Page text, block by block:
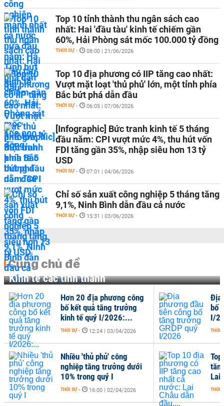
Top 10 tỉnh thành thu ngân sách cao
nhất: Hai 'đầu tàu' kinh tế chiếm gần
60%, Hải Phòng sát mốc 100.000 tỷ đồng
THỜI SỰ - 08:00 | 21/06/2026
Top 10 địa phương có IIP tăng cao nhất:
Vượt mặt loạt 'thủ phủ' lớn, một tỉnh phía
Bắc bứt phá dẫn đầu
THỜI SỰ - 06:05 | 07/06/2026
[Infographic] Bức tranh kinh tế 5 tháng
đầu năm: CPI vượt mức 4%, thu hút vốn
FDI tăng gần 35%, nhập siêu hơn 13 tỷ
USD
THỜI SỰ - 07:01 | 04/06/2026
Chỉ số sản xuất công nghiệp 5 tháng tăng
9,1%, Ninh Bình dẫn đầu cả nước
THỜI SỰ - 15:31 | 03/06/2026
Cùng chủ đề
Kinh tế các tỉnh thành
Lai
THỜI
Hơn 20 địa phương công
bố kết quả tăng trưởng
kinh tế quý I/2026:...
THỜI SỰ - 12:24 | 03/04/2026
Nhiều 'thủ phủ' công
nghiệp tăng trưởng dưới
10% trong quý I
THỜI SỰ - 16:00 | 02/04/2026
Địa
bố
I/
THỜI